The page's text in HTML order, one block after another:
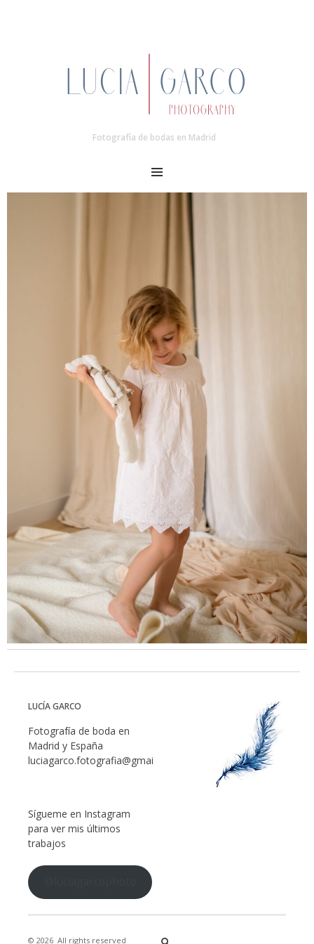
Fotografía de bodas en Madrid
MENU
LUCÍA GARCO
Fotografía de boda en
Madrid y España
luciagarco.fotografia@gmail.com
Sígueme en Instagram
para ver mis últimos
trabajos
© 2026 All rights reserved